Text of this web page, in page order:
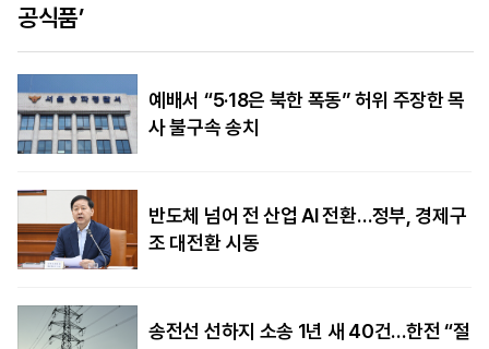
공식품’
예배서 “5·18은 북한 폭동” 허위 주장한 목
사 불구속 송치
반도체 넘어 전 산업 AI 전환…정부, 경제구
조 대전환 시동
송전선 선하지 소송 1년 새 40건…한전 “절